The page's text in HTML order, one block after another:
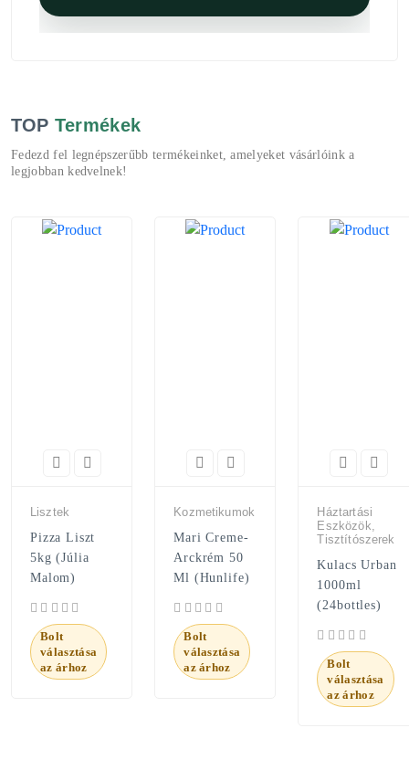
TOP Termékek
Fedezd fel legnépszerűbb termékeinket, amelyeket vásárlóink a
legjobban kedvelnek!
Lisztek
Pizza Liszt
5kg (Júlia
Malom)
Bolt
választása
az árhoz
Kozmetikumok
Mari Creme-
Arckrém 50
Ml (Hunlife)
Bolt
választása
az árhoz
Háztartási
Eszközök,
Tisztítószerek
Kulacs Urban
1000ml
(24bottles)
Bolt
választása
az árhoz